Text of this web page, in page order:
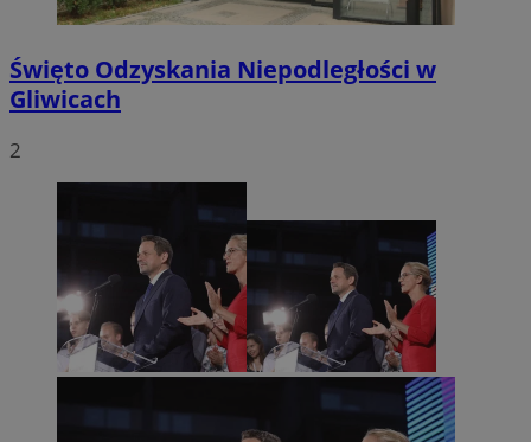
Święto Odzyskania Niepodległości w
Gliwicach
2